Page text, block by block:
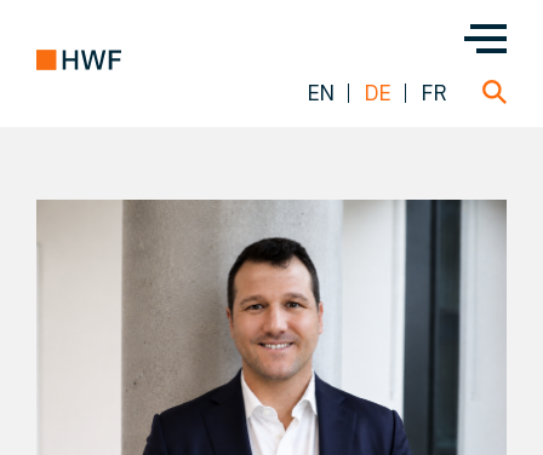
Über uns
Team
Lösungen
Einblicke
EN DE FR